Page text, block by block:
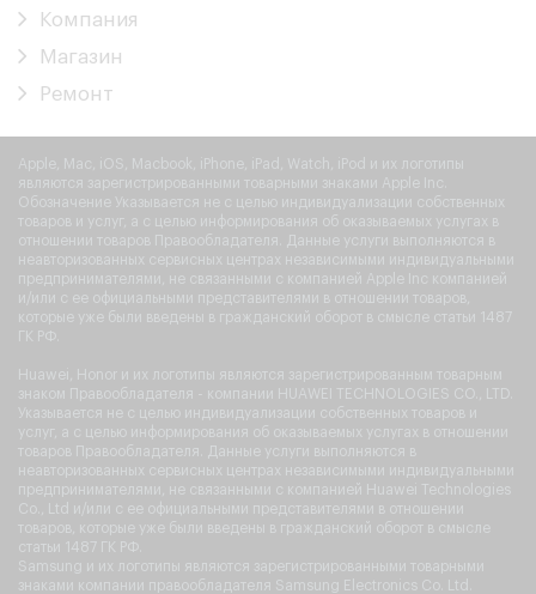
Компания
Магазин
Ремонт
Apple, Mac, iOS, Macbook, iPhone, iPad, Watch, iPod и их логотипы
являются зарегистрированными товарными знаками Apple Inc.
Обозначение Указывается не с целью индивидуализации собственных
товаров и услуг, а с целью информирования об оказываемых услугах в
отношении товаров Правообладателя. Данные услуги выполняются в
неавторизованных сервисных центрах независимыми индивидуальными
предпринимателями, не связанными с компанией Apple Inc компанией
и/или с ее официальными представителями в отношении товаров,
которые уже были введены в гражданский оборот в смысле статьи 1487
ГК РФ.
Huawei, Honor и их логотипы являются зарегистрированным товарным
знаком Правообладателя - компании HUAWEI TECHNOLOGIES CO., LTD.
Указывается не с целью индивидуализации собственных товаров и
услуг, а с целью информирования об оказываемых услугах в отношении
товаров Правообладателя. Данные услуги выполняются в
неавторизованных сервисных центрах независимыми индивидуальными
предпринимателями, не связанными с компанией Huawei Technologies
Co., Ltd и/или с ее официальными представителями в отношении
товаров, которые уже были введены в гражданский оборот в смысле
статьи 1487 ГК РФ.
Samsung и их логотипы являются зарегистрированными товарными
знаками компании правообладателя Samsung Electronics Co. Ltd.